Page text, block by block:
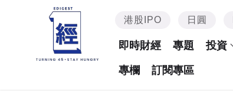
港股IPO 日圓
即時財經 專題 投資
專欄 訂閱專區